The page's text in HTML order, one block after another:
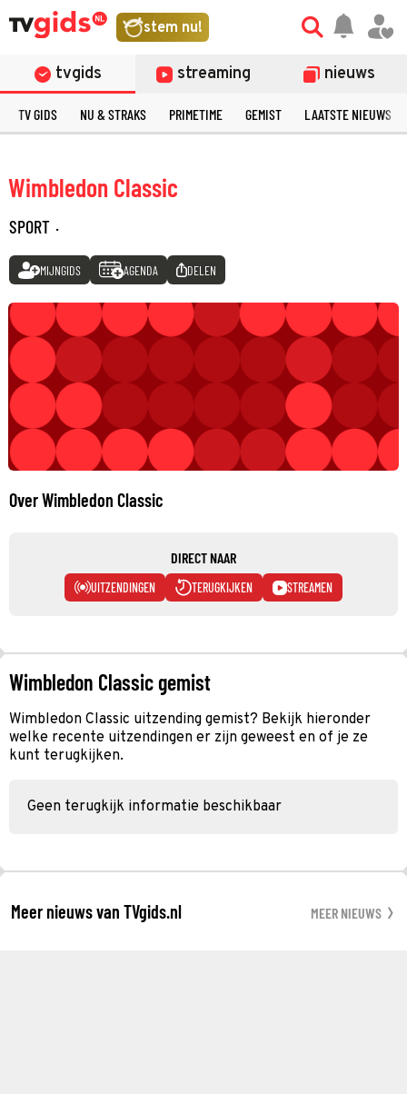
stem nu!
tvgids streaming nieuws
TV GIDS NU & STRAKS PRIMETIME GEMIST LAATSTE NIEUWS
Wimbledon Classic
SPORT ·
MIJNGIDS AGENDA DELEN
Over Wimbledon Classic
DIRECT NAAR
UITZENDINGEN TERUGKIJKEN STREAMEN
Wimbledon Classic gemist
Wimbledon Classic uitzending gemist? Bekijk hieronder
welke recente uitzendingen er zijn geweest en of je ze
kunt terugkijken.
Geen terugkijk informatie beschikbaar
Meer nieuws van TVgids.nl MEER NIEUWS